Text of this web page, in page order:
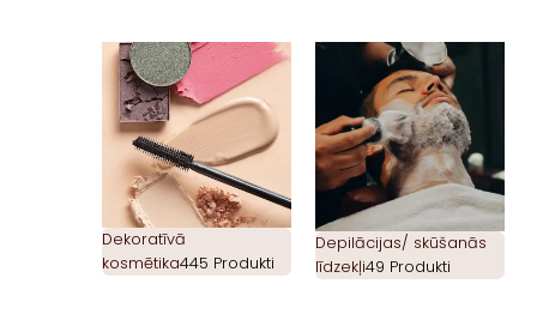
Dekoratīvā
kosmētika445 Produkti
Depilācijas/ skūšanās
līdzekļi49 Produkti